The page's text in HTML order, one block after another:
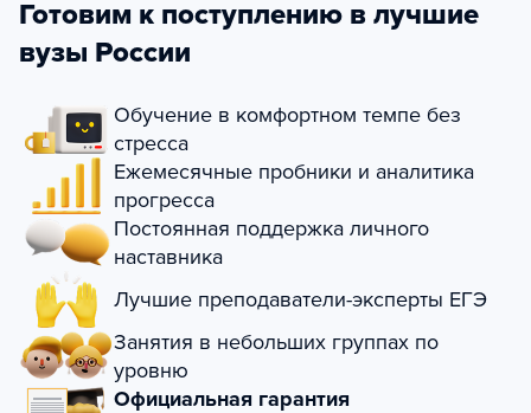
Готовим к поступлению в лучшие
вузы России
Обучение в комфортном темпе без
стресса
Ежемесячные пробники и аналитика
прогресса
Постоянная поддержка личного
наставника
Лучшие преподаватели-эксперты ЕГЭ
Занятия в небольших группах по
уровню
Официальная гарантия